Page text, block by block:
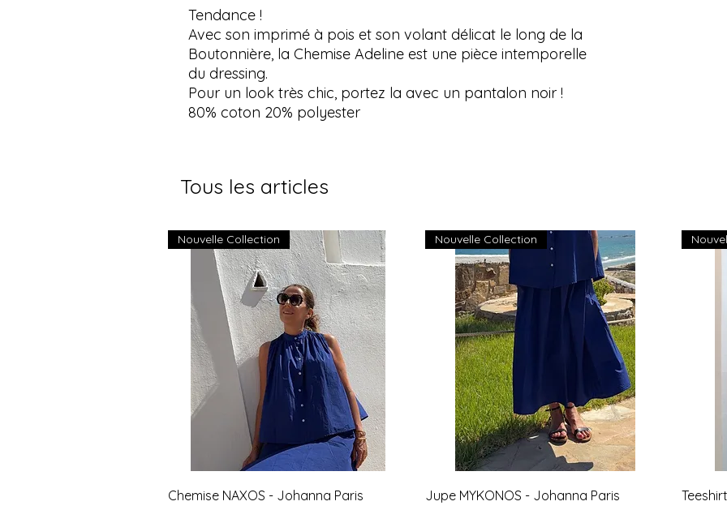
Tendance !
Avec son imprimé à pois et son volant délicat le long de la
Boutonnière, la Chemise Adeline est une pièce intemporelle
du dressing.
Pour un look très chic, portez la avec un pantalon noir !
80% coton 20% polyester
Tous les articles
Aperçu rapide
Nouvelle Collection
Chemise NAXOS - Johanna Paris Aperçu rapide
Nouvelle Collection
Jupe MYKONOS - Johanna Paris